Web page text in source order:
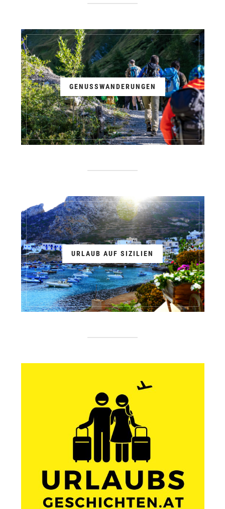
GENUSSWANDERUNGEN
URLAUB AUF SIZILIEN